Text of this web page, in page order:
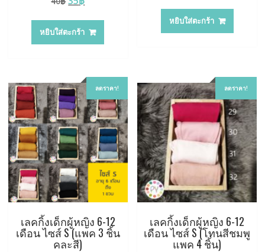
was:
40฿.
is:
35฿.
หยิบใส่ตะกร้า
was:
40฿.
is:
35฿.
หยิบใส่ตะกร้า
ลดราคา!
เลคกิ้งเด็กผู้หญิง 6-12
เดือน ไซส์ S (แพค 3 ชิ้น
คละสี)
ลดราคา!
เลคกิ้งเด็กผู้หญิง 6-12
เดือน ไซส์ S (โทนสีชมพู
แพค 4 ชิ้น)